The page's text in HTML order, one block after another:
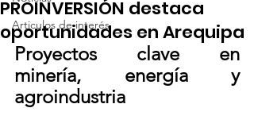
Articulos de interés
PROINVERSIÓN destaca
oportunidades en Arequipa
Proyectos clave en
minería, energía y
agroindustria